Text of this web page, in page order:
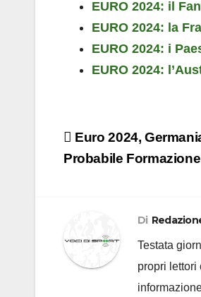
EURO 2024: il
EURO 2024: la
EURO 2024: i
EURO 2024:
Navigazione
articoli
Euro 2024,
Probabile Formazione
Di
Testata
propri lettori